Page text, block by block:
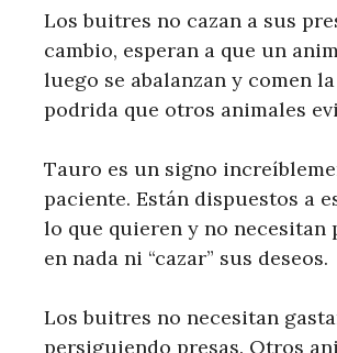
Los buitres no cazan a sus
cambio, esperan a que un
luego se abalanzan y comen
podrida que otros animales
Tauro es un signo
paciente. Están dispuestos a
lo que quieren y no necesitan
en nada ni “cazar” sus deseos.
Los buitres no necesitan
persiguiendo presas. Otros